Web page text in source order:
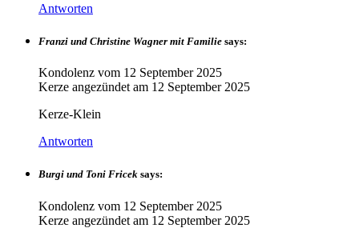
Antworten
Franzi und Christine Wagner mit Familie says:
Kondolenz vom 12 September 2025
Kerze angezündet am 12 September 2025
Kerze-Klein
Antworten
Burgi und Toni Fricek says:
Kondolenz vom 12 September 2025
Kerze angezündet am 12 September 2025